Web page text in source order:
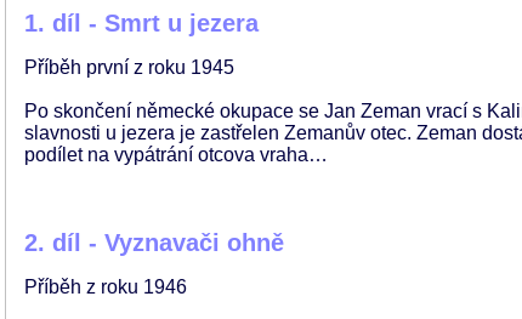
1. díl - Smrt u jezera
Příběh první z roku 1945
Po skončení německé okupace se Jan Zeman vrací s
slavnosti u jezera je zastřelen Zemanův otec. Zeman
podílet na vypátrání otcova vraha…
2. díl - Vyznavači ohně
Příběh z roku 1946